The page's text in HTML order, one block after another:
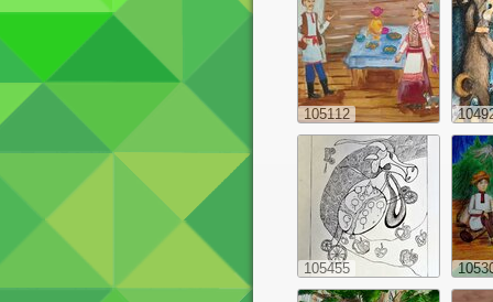
105112
105455